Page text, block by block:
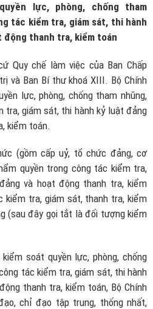
lực, phòng, chống tham
tác kiểm tra, giám sát, thi hành
thanh tra, kiểm toán
Quy chế làm việc của Ban Chấp
và Ban Bí thư khoá XIII. Bộ Chính
lực, phòng, chống tham nhũng,
tra, giám sát, thi hành kỷ luật đảng
kiểm toán.
(gồm cấp uỷ, tổ chức đảng, cơ
quyền trong công tác kiểm tra,
và hoạt động thanh tra, kiểm
kiểm tra, giám sát, thanh tra, kiểm
(sau đây gọi tắt là đối tượng kiểm
soát quyền lực, phòng, chống
tác kiểm tra, giám sát, thi hành
thanh tra, kiểm toán, Bộ Chính
chỉ đạo tập trung, thống nhất,